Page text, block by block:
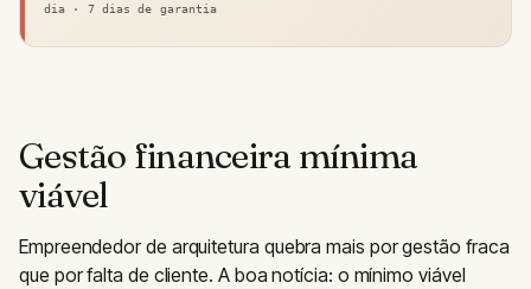
dia · 7 dias de garantia
Gestão financeira mínima
viável
Empreendedor de arquitetura quebra mais por gestão fraca
que por falta de cliente. A boa notícia: o mínimo viável